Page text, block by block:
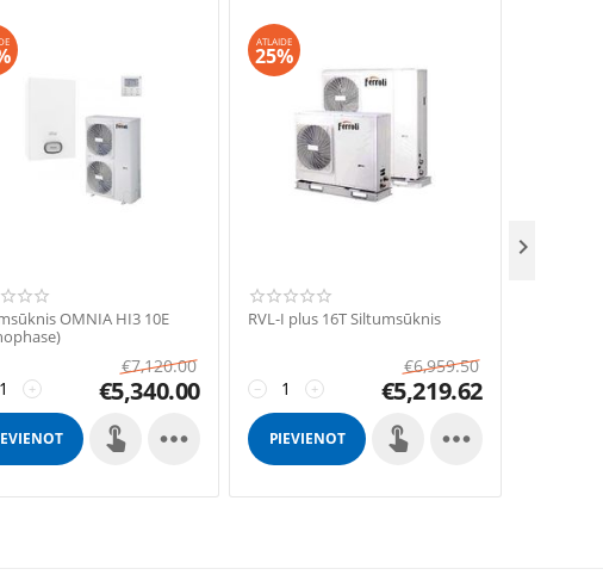
OMNIA HI3 10E
+
€7,120.00
€5,340.00

ATLAIDE
25%
RVL-I plus 16T Siltumsūknis
+
−
€6,959.50
€5,219.62
PIEVIENOT 
